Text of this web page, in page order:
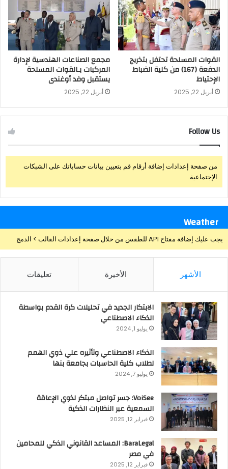
القوات المسلحة تحتفل بتخريج
الدفعة (167) من كلية الضباط
الإحتياط
أبريل 22, 2025
مجمع الصناعات الهندسية لإدارة
المركبات بـالقوات المسلحة
يستقبل وفد أوغندى
أبريل 22, 2025
Follow Us
من صفحة إعدادات إضافة أرقام قم بتعيين بيانات حساباتك على الشبكات
الإجتماعية.
Weather
يجب عليك إضافة مفتاح API للطقس من خلال صفحة إعدادات القالب > الدمج
الأشهر الأخيرة تعليقات
الابتكار الجديد في تحليلات كرة القدم بواسطة
الذكاء الاصطناعي
يوليو 1, 2024
الذكاء الاصطناعي وتأثيره علي ذوي الهمم
لطلاب كلية الحاسبات بجامعة بنها
يوليو 7, 2024
VoiSee: جسر تواصل مبتكر لذوي الإعاقة
السمعية عبر النظارات الذكية
فبراير 12, 2025
BaraLegal: المساعد القانوني الذكي للمحامين
في مصر
فبراير 12, 2025